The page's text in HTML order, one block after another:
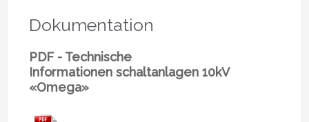
Dokumentation
PDF - Technische
Informationen schaltanlagen 10kV
«Omega»